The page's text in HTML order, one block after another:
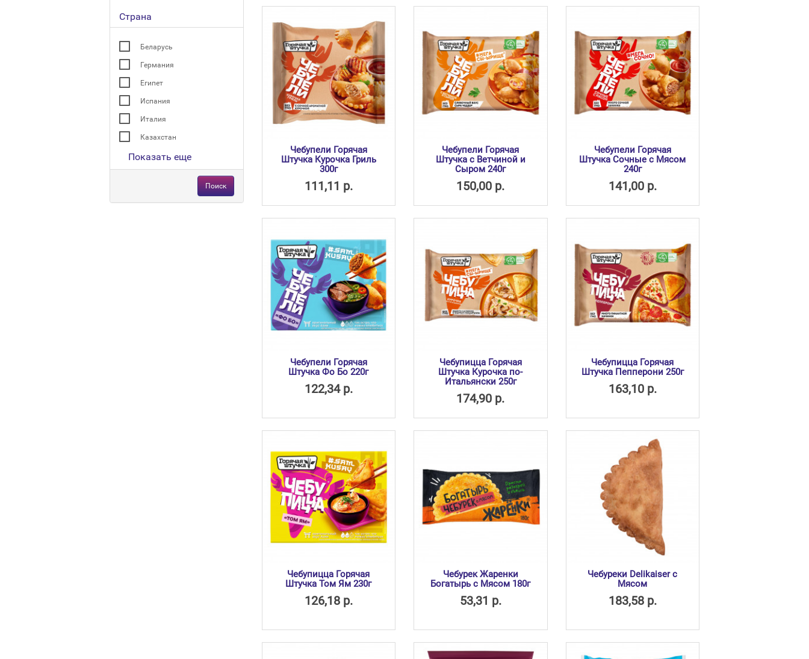
Страна
Беларусь
Германия
Египет
Испания
Италия
Казахстан
Показать еще
Поиск
Чебупели Горячая
Штучка Курочка Гриль
300г
111,11 р.
Чебупели Горячая
Штучка с Ветчиной и
Сыром 240г
150,00 р.
Чебупели Горячая
Штучка Сочные с Мясом
240г
141,00 р.
Чебупели Горячая
Штучка Фо Бо 220г
122,34 р.
Чебупицца Горячая
Штучка Курочка по-
Итальянски 250г
174,90 р.
Чебупицца Горячая
Штучка Пепперони 250г
163,10 р.
Чебупицца Горячая
Штучка Том Ям 230г
126,18 р.
Чебурек Жаренки
Богатырь с Мясом 180г
53,31 р.
Чебуреки Delikaiser с
Мясом
183,58 р.